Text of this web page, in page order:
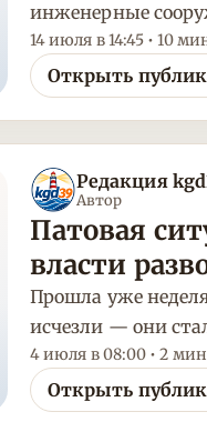
инженерные
14 июля в 14:45 • 10
Открыть
Редакция
Автор
Патовая
власти
Прошла уже
исчезли — они
4 июля в 08:00 • 2
Открыть